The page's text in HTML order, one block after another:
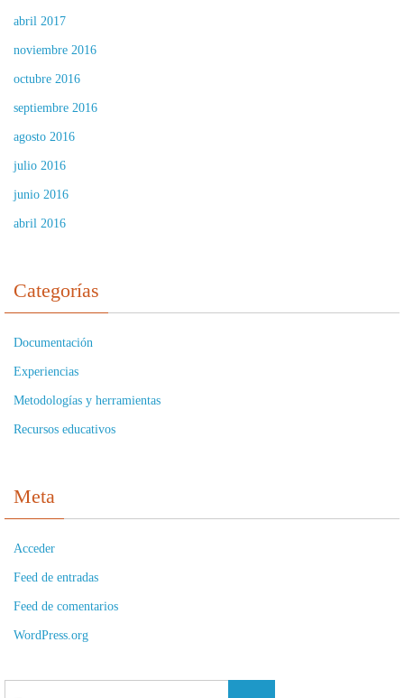
abril 2017
noviembre 2016
octubre 2016
septiembre 2016
agosto 2016
julio 2016
junio 2016
abril 2016
Categorías
Documentación
Experiencias
Metodologías y herramientas
Recursos educativos
Meta
Acceder
Feed de entradas
Feed de comentarios
WordPress.org